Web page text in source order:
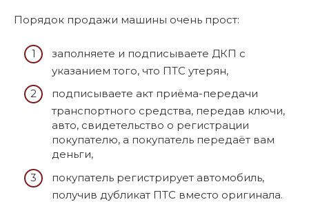
Порядок продажи машины очень прост:
заполняете и подписываете ДКП с
указанием того, что ПТС утерян,
подписываете акт приёма-передачи
транспортного средства, передав ключи,
авто, свидетельство о регистрации
покупателю, а покупатель передаёт вам
деньги,
покупатель регистрирует автомобиль,
получив дубликат ПТС вместо оригинала.